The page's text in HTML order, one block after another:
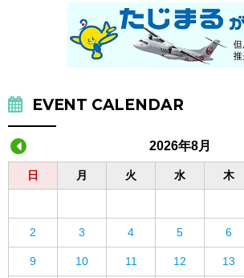
EVENT CALENDAR
2026年8月
日 月 火 水 木
2 3 4 5 6
9 10 11 12 13